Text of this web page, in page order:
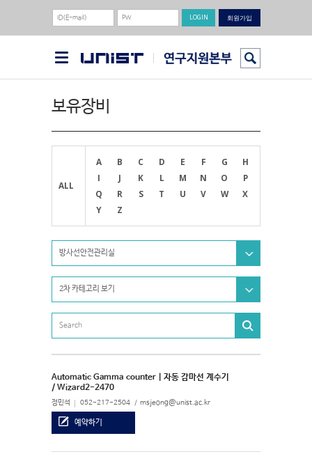
회원가입
보유장비
ALL
A B C D E F G
H
I
J K L M N O
P
Q
R S T U V W
X
Y
Z
방사선안전관리실
2차 카테고리 보기
Automatic Gamma counter | 자동 감마선 계수기
/ Wizard2-2470
정민석 052-217-2504 msjeong@unist.ac.kr
예약하기